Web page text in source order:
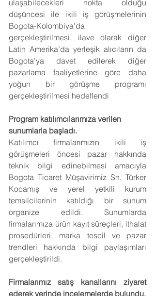
ulaşabilecekleri nokta olduğu
düşüncesi ile ikili iş görüşmelerinin
Bogota-Kolombiya’da
gerçekleştirilmesi, ilave olarak diğer
Latin Amerika’da yerleşik alıcıların da
Bogota’ya davet edilerek diğer
pazarlama faaliyetlerine göre daha
yoğun bir görüşme programı
gerçekleştirilmesi hedeflendi
Program katılımcılarımıza verilen
sunumlarla başladı.
Katılımcı firmalarımızın ikili iş
görüşmeleri öncesi pazar hakkında
teknik bilgi edinebilmesi amacıyla
Bogota Ticaret Müşavirimiz Sn. Türker
Kocamış ve yerel yetkili kurum
temsilcilerinin katıldığı bir sunum
organize edildi. Sunumlarda
firmalarımıza ürün kayıt süreçleri, ithalat
prosedürleri, marka tescil ve pazar
trendleri hakkında bilgi paylaşımları
gerçekleştirildi.
Firmalarımız satış kanallarını ziyaret
ederek yerinde incelemelerde bulundu.